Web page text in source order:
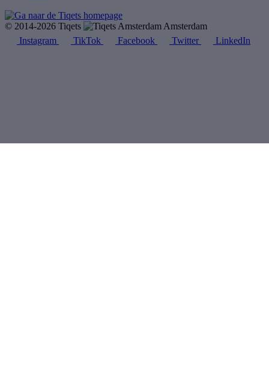
© 2014-2026 Tiqets
Amsterdam
Instagram
TikTok Facebook Twitter LinkedIn